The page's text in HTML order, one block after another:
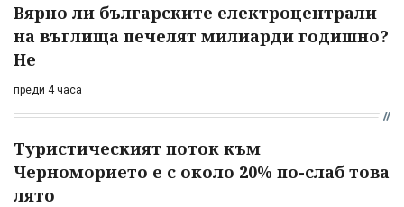
Вярно ли българските електроцентрали
на въглища печелят милиарди годишно?
Не
преди 4 часа
Туристическият поток към
Черноморието е с около 20% по-слаб това
лято